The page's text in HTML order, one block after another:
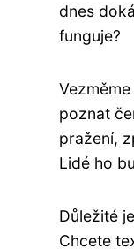
dnes
funguje?
poznat
pražení,
Lidé ho
Důležité
Chcete